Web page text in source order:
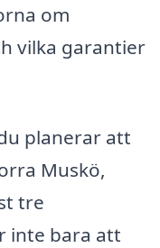
om
vilka garantier
planerar att
Muskö,
tre
inte bara att